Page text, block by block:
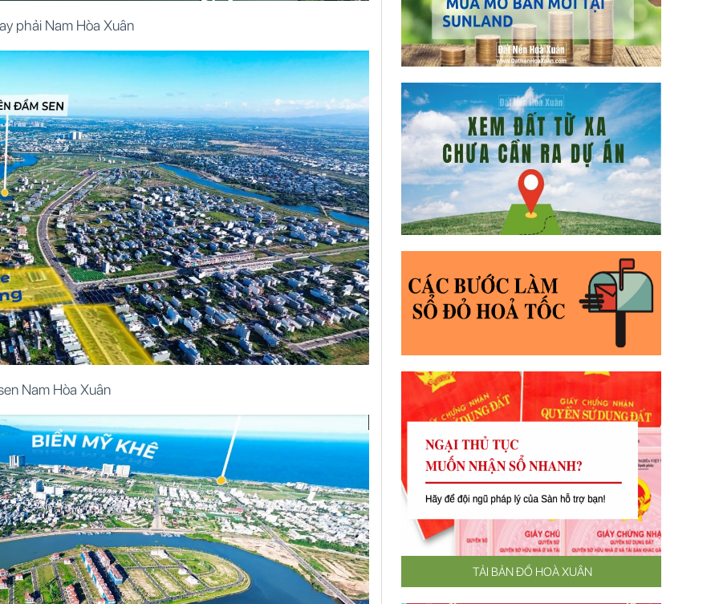
phải Nam Hòa Xuân
Nam Hòa Xuân
TẢI BẢN ĐỒ HOÀ XUÂN